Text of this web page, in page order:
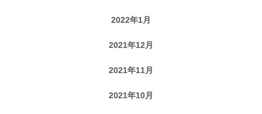
2022年1月
2021年12月
2021年11月
2021年10月